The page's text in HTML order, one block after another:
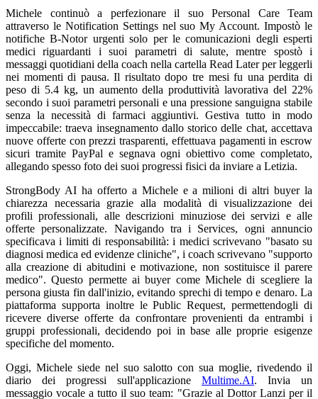
Michele continuò a perfezionare il suo Personal Care Team
attraverso le Notification Settings nel suo My Account. Impostò le
notifiche B-Notor urgenti solo per le comunicazioni degli esperti
medici riguardanti i suoi parametri di salute, mentre spostò i
messaggi quotidiani della coach nella cartella Read Later per leggerli
nei momenti di pausa. Il risultato dopo tre mesi fu una perdita di
peso di 5.4 kg, un aumento della produttività lavorativa del 22%
secondo i suoi parametri personali e una pressione sanguigna stabile
senza la necessità di farmaci aggiuntivi. Gestiva tutto in modo
impeccabile: traeva insegnamento dallo storico delle chat, accettava
nuove offerte con prezzi trasparenti, effettuava pagamenti in escrow
sicuri tramite PayPal e segnava ogni obiettivo come completato,
allegando spesso foto dei suoi progressi fisici da inviare a Letizia.
StrongBody AI ha offerto a Michele e a milioni di altri buyer la
chiarezza necessaria grazie alla modalità di visualizzazione dei
profili professionali, alle descrizioni minuziose dei servizi e alle
offerte personalizzate. Navigando tra i Services, ogni annuncio
specificava i limiti di responsabilità: i medici scrivevano "basato su
diagnosi medica ed evidenze cliniche", i coach scrivevano "supporto
alla creazione di abitudini e motivazione, non sostituisce il parere
medico". Questo permette ai buyer come Michele di scegliere la
persona giusta fin dall'inizio, evitando sprechi di tempo e denaro. La
piattaforma supporta inoltre le Public Request, permettendogli di
ricevere diverse offerte da confrontare provenienti da entrambi i
gruppi professionali, decidendo poi in base alle proprie esigenze
specifiche del momento.
Oggi, Michele siede nel suo salotto con sua moglie, rivedendo il
diario dei progressi sull'applicazione Multime.AI. Invia un
messaggio vocale a tutto il suo team: "Grazie al Dottor Lanzi per il